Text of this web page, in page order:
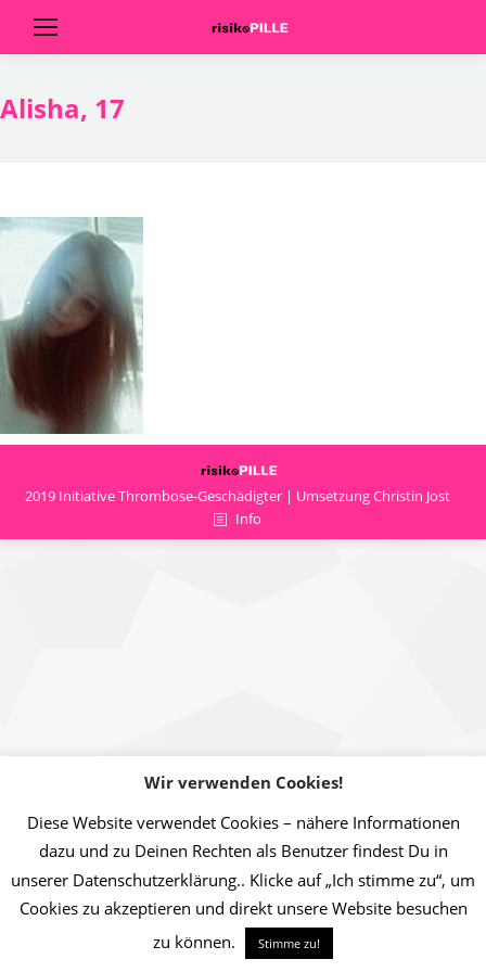
Alisha, 17
2019 Initiative Thrombose-Geschädigter | Umsetzung Christin Jost
Info
Wir verwenden Cookies!
Diese Website verwendet Cookies – nähere Informationen
dazu und zu Deinen Rechten als Benutzer findest Du in
unserer Datenschutzerklärung.. Klicke auf „Ich stimme zu“, um
Cookies zu akzeptieren und direkt unsere Website besuchen
zu können.
Stimme zu!